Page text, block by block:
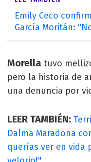
Emily Ceco
García Moritán:
Morella tuvo
pero la historia de
una denuncia por
LEER TAMBIÉN:
Dalma Maradona
querías ver en vida